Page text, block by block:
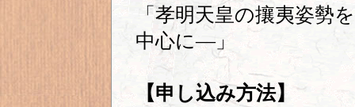
「孝明天皇の攘夷姿勢
中心に―」
【申し込み方法】